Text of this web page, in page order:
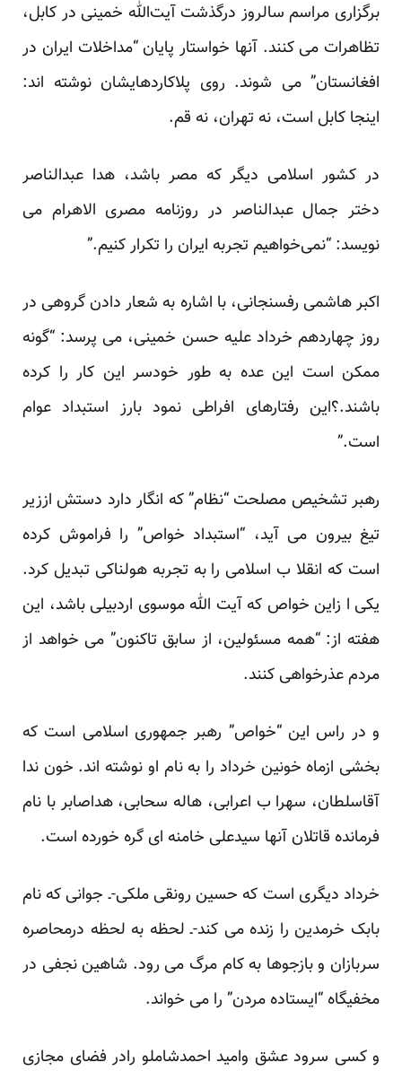
برگزاری مراسم سالروز درگذشت آیت‌الله خمینی در کابل،
تظاهرات می کنند. آنها خواستار پایان “مداخلات ایران در
افغانستان” می شوند. روی پلاکاردهایشان نوشته اند:
اینجا کابل است، نه تهران، نه قم.
در کشور اسلامی دیگر که مصر باشد، هدا عبدالناصر
دختر جمال عبدالناصر در روزنامه مصری الاهرام می
نویسد: “نمی‌خواهیم تجربه ایران را تکرار کنیم.”
اکبر هاشمی رفسنجانی، با اشاره به شعار دادن گروهی در
روز چهاردهم خرداد علیه حسن خمینی، می پرسد: “گونه
ممکن است این عده به طور خودسر این کار را کرده
باشند.؟این رفتارهای افراطی نمود بارز استبداد عوام
است.”
رهبر تشخیص مصلحت “نظام” که انگار دارد دستش اززیر
تیغ بیرون می آید، “استبداد خواص” را فراموش کرده
است که انقلا ب اسلامی را به تجربه هولناکی تبدیل کرد.
یکی ا زاین خواص که آیت الله موسوی اردبیلی باشد، این
هفته از: “همه مسئولین، از سابق تاکنون” می خواهد از
مردم عذرخواهی کنند.
و در راس این “خواص” رهبر جمهوری اسلامی است که
بخشی ازماه خونین خرداد را به نام او نوشته اند. خون ندا
آقاسلطان، سهرا ب اعرابی، هاله سحابی، هداصابر با نام
فرمانده قاتلان آنها سیدعلی خامنه ای گره خورده است.
خرداد دیگری است که حسین رونقی ملکی-ـ جوانی که نام
بابک خرمدین را زنده می کند-ـ لحظه به لحظه درمحاصره
سربازان و بازجوها به کام مرگ می رود. شاهین نجفی در
مخفیگاه “ایستاده مردن” را می خواند.
و کسی سرود عشق وامید احمدشاملو رادر فضای مجازی